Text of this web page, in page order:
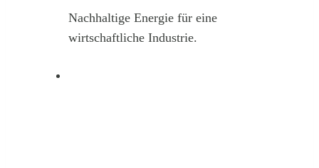
Nachhaltige Energie für eine
wirtschaftliche Industrie.